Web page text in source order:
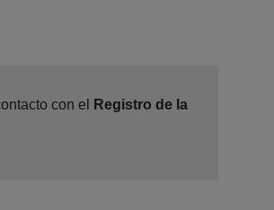
con el
Registro de la